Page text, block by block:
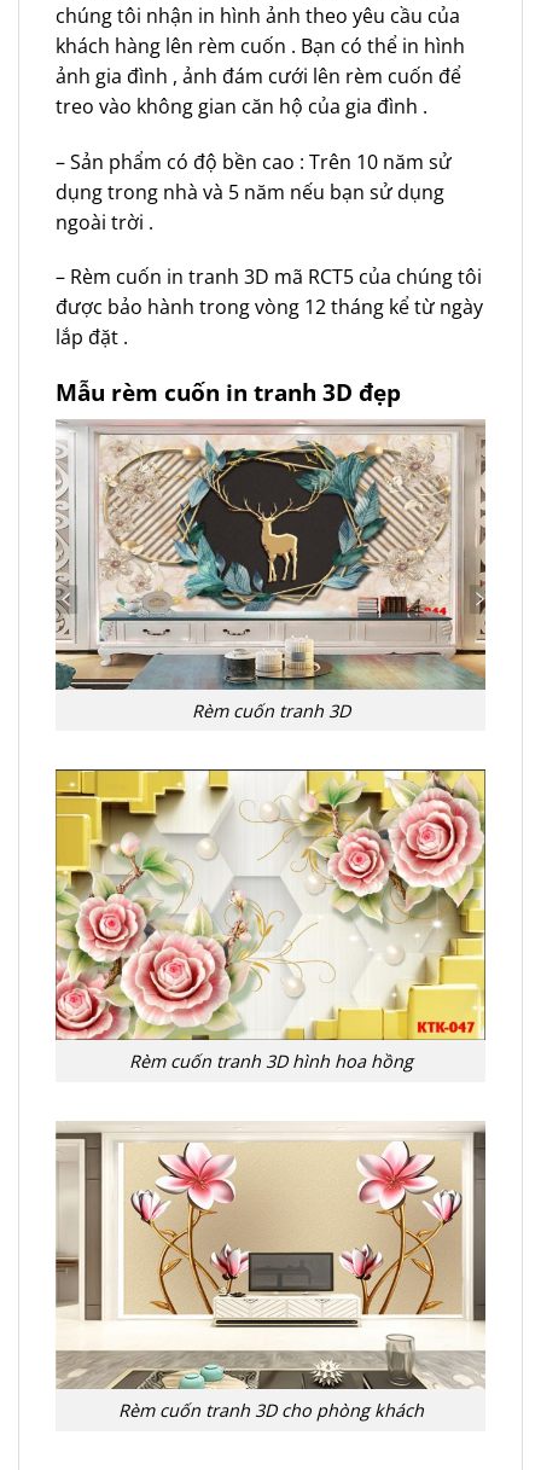
chúng tôi nhận in hình ảnh theo yêu cầu của
khách hàng lên rèm cuốn . Bạn có thể in hình
ảnh gia đình , ảnh đám cưới lên rèm cuốn để
treo vào không gian căn hộ của gia đình .
– Sản phẩm có độ bền cao : Trên 10 năm sử
dụng trong nhà và 5 năm nếu bạn sử dụng
ngoài trời .
– Rèm cuốn in tranh 3D mã RCT5 của chúng tôi
được bảo hành trong vòng 12 tháng kể từ ngày
lắp đặt .
Mẫu rèm cuốn in tranh 3D đẹp
Rèm cuốn tranh 3D
Rèm cuốn tranh 3D hình hoa hồng
Rèm cuốn tranh 3D cho phòng khách